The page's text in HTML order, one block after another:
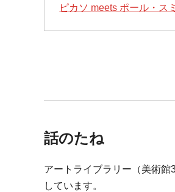
ピカソ meets ポール・
話のたね
アートライブラリー（美術
しています。